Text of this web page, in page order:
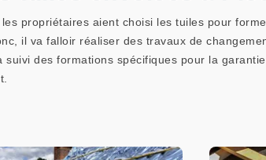
propriétaires aient choisi les tuiles pour
il va falloir réaliser des travaux de
des formations spécifiques pour la